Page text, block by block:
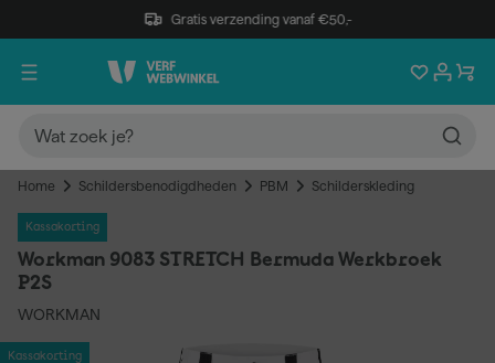
Gratis verzending vanaf €50,-
Home Schildersbenodigdheden PBM Schilderskleding
Kassakorting
Workman 9083 STRETCH Bermuda Werkbroek
P2S
WORKMAN
Kassakorting